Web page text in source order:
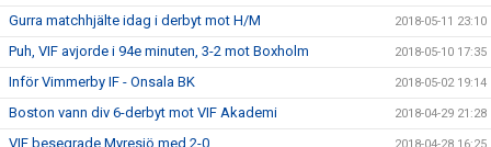
Gurra matchhjälte idag i derbyt mot H/M 2018-05-11 23:10
Puh, VIF avjorde i 94e minuten, 3-2 mot Boxholm 2018-05-10 17:35
Inför Vimmerby IF - Onsala BK 2018-05-02 19:14
Boston vann div 6-derbyt mot VIF Akademi 2018-04-29 21:28
VIF besegrade Myresjö med 2-0